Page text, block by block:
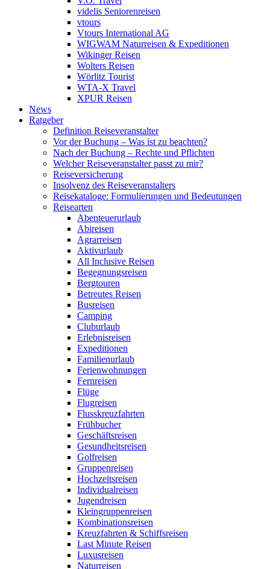
videlis Seniorenreisen
vtours
Vtours International AG
WIGWAM Naturreisen & Expeditionen
Wikinger Reisen
Wolters Reisen
Wörlitz Tourist
WTA-X Travel
XPUR Reisen
News
Ratgeber
Definition Reiseveranstalter
Vor der Buchung – Was ist zu beachten?
Nach der Buchung – Rechte und Pflichten
Welcher Reiseveranstalter passt zu mir?
Reiseversicherung
Insolvenz des Reiseveranstalters
Reisekataloge: Formulierungen und Bedeutungen
Reisearten
Abenteuerurlaub
Abireisen
Agrarreisen
Aktivurlaub
All Inclusive Reisen
Begegnungsreisen
Bergtouren
Betreutes Reisen
Busreisen
Camping
Cluburlaub
Erlebnisreisen
Expeditionen
Familienurlaub
Ferienwohnungen
Fernreisen
Flüge
Flugreisen
Flusskreuzfahrten
Frühbucher
Geschäftsreisen
Gesundheitsreisen
Golfreisen
Gruppenreisen
Hochzeitsreisen
Individualreisen
Jugendreisen
Kleingruppenreisen
Kombinationsreisen
Kreuzfahrten & Schiffsreisen
Last Minute Reisen
Luxusreisen
Naturreisen